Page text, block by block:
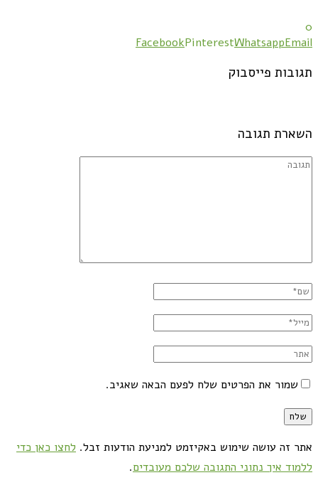
0
FacebookPinterestWhatsappEmail
תגובות פייסבוק
השארת תגובה
שמור את הפרטים שלח לפעם הבאה שאגיב.
אתר זה עושה שימוש באקיזמט למניעת הודעות זבל. לחצו כאן כדי
ללמוד איך נתוני התגובה שלכם מעובדים.